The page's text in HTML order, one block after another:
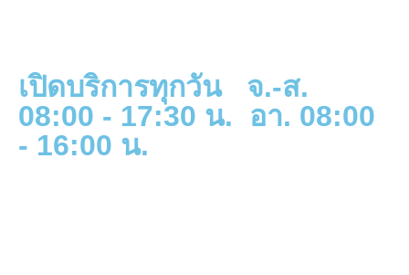
เปิดบริการทุกวัน จ.-ส.
08:00 - 17:30 น. อา. 08:00
- 16:00 น.